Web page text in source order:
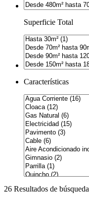
Superficie Total
Características
26 Resultados de búsqueda